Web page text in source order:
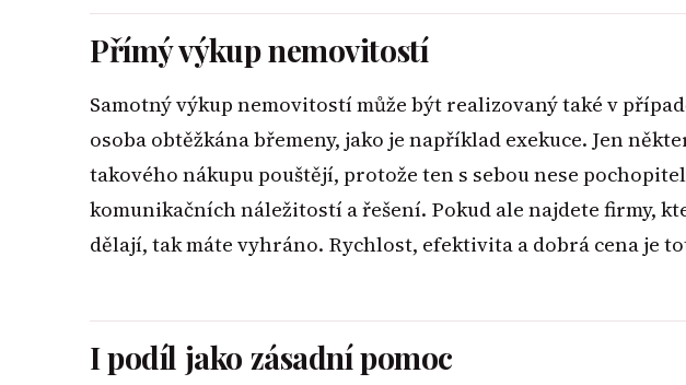
Přímý výkup nemovitostí
Samotný výkup nemovitostí může být realizovaný také v
osoba obtěžkána břemeny, jako je například exekuce. Jen
takového nákupu pouštějí, protože ten s sebou nese
komunikačních náležitostí a řešení. Pokud ale najdete firmy,
dělají, tak máte vyhráno. Rychlost, efektivita a dobrá cena je
I podíl jako zásadní pomoc